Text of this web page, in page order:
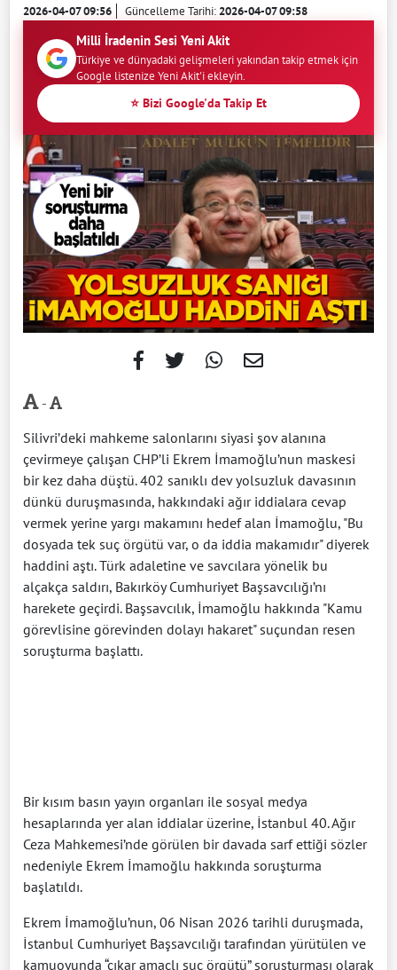
2026-04-07 09:56 Güncelleme Tarihi:2026-04-07 09:58
Milli İradenin Sesi Yeni Akit
Türkiye ve dünyadaki gelişmeleri yakından takip etmek için
Google listenize Yeni Akit'i ekleyin.
⭐ Bizi Google'da Takip Et
-
Silivri’deki mahkeme salonlarını siyasi şov alanına
çevirmeye çalışan CHP’li Ekrem İmamoğlu’nun maskesi
bir kez daha düştü. 402 sanıklı dev yolsuzluk davasının
dünkü duruşmasında, hakkındaki ağır iddialara cevap
vermek yerine yargı makamını hedef alan İmamoğlu, "Bu
dosyada tek suç örgütü var, o da iddia makamıdır" diyerek
haddini aştı. Türk adaletine ve savcılara yönelik bu
alçakça saldırı, Bakırköy Cumhuriyet Başsavcılığı’nı
harekete geçirdi. Başsavcılık, İmamoğlu hakkında "Kamu
görevlisine görevinden dolayı hakaret" suçundan resen
soruşturma başlattı.
Bir kısım basın yayın organları ile sosyal medya
hesaplarında yer alan iddialar üzerine, İstanbul 40. Ağır
Ceza Mahkemesi’nde görülen bir davada sarf ettiği sözler
nedeniyle Ekrem İmamoğlu hakkında soruşturma
başlatıldı.
Ekrem İmamoğlu’nun, 06 Nisan 2026 tarihli duruşmada,
İstanbul Cumhuriyet Başsavcılığı tarafından yürütülen ve
kamuoyunda “çıkar amaçlı suç örgütü” soruşturması olarak